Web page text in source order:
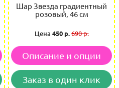
Шар Звезда градиентный
розовый, 46 см
Цена 450 р.690 р.
Описание и опции
Заказ в один клик